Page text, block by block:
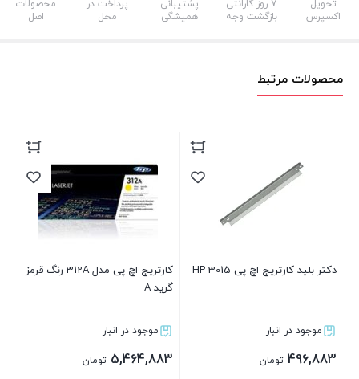
تحویل
اکسپرس
7 روز گارانتی
بازگشت وجه
پشتیبانی
همیشگی
پرداخت در
محل
محصولات
اصل
محصولات مرتبط
دکتر بلید کارتریج اچ پی HP 3015
موجود در انبار
496,883 تومان
کارتریج اچ پی مدل 312A رنگ قرمز
گرید A
موجود در انبار
5,464,883 تومان